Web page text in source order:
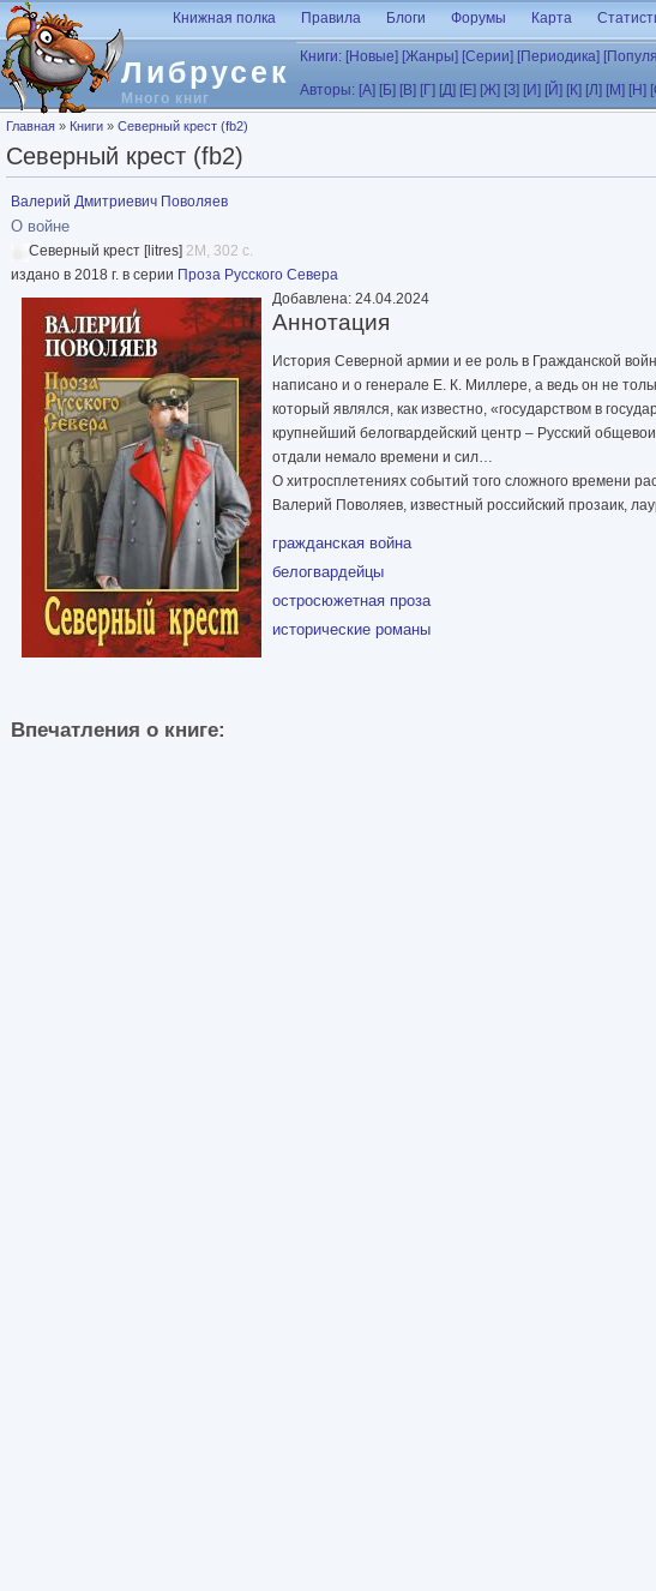
Перейти к основному содержанию
Либрусек
Много книг
Книжная полка Правила Блоги Форумы Карта
Книги: [Новые] [Жанры] [Серии] [Периодика]
Авторы: [А] [Б] [В] [Г] [Д] [Е] [Ж] [З] [И] [Й] [К] [Л] [М] [Н]
Вы здесь
Главная » Книги » Северный крест (fb2)
Северный крест (fb2)
Валерий Дмитриевич Поволяев
О войне
Северный крест [litres] 2M, 302 с.
издано в 2018 г. в серии Проза Русского Севера
Добавлена: 24.04.2024
Аннотация
История Северной армии и ее роль в Гражданской
написано и о генерале Е. К. Миллере, а ведь он не
который являлся, как известно, «государством в
крупнейший белогвардейский центр – Русский
отдали немало времени и сил…
О хитросплетениях событий того сложного времени
Валерий Поволяев, известный российский прозаик,
гражданская война
белогвардейцы
остросюжетная проза
исторические романы
Впечатления о книге: